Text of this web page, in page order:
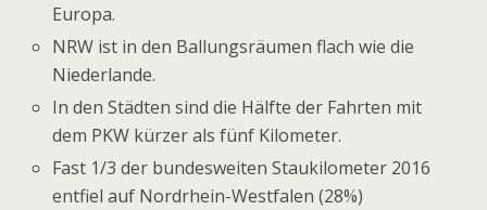
Europa.
NRW ist in den Ballungsräumen flach wie die
Niederlande.
In den Städten sind die Hälfte der Fahrten mit
dem PKW kürzer als fünf Kilometer.
Fast 1/3 der bundesweiten Staukilometer 2016
entfiel auf Nordrhein-Westfalen (28%)